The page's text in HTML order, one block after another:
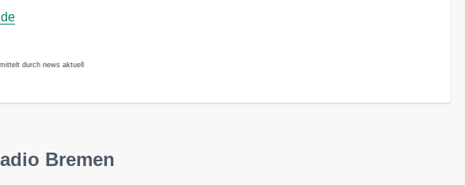
durch news aktuell
Bremen